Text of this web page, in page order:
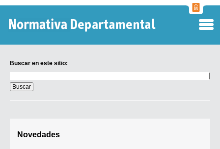
Buscar en este sitio:
en
este
sitio:
Novedades